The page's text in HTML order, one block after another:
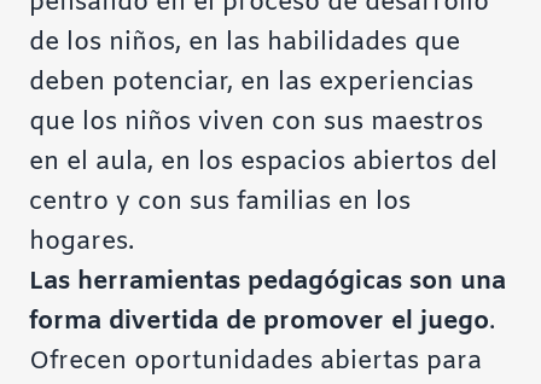
de los niños, en las habilidades que
deben potenciar, en las experiencias
que los niños viven con sus maestros
en el aula, en los espacios abiertos del
centro y con sus familias en los
hogares.
Las herramientas pedagógicas son una
forma divertida de promover el juego.
Ofrecen oportunidades abiertas para